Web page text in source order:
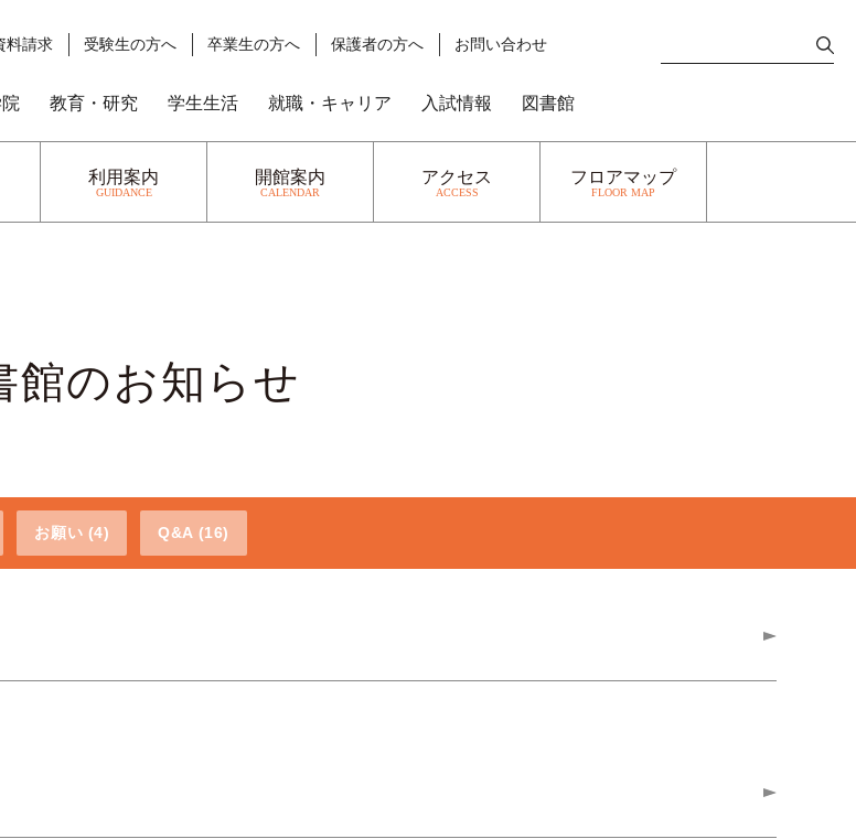
教育・研究 学生生活 就職・キャリア 入試情報 図書館
料請求 受験生の方へ 卒業生の方へ 保護者の方へ お問い合わせ
利⽤案内
GUIDANCE
開館案内
CALENDAR
アクセス
ACCESS
フロアマップ
FLOOR MAP
館のお知らせ
お願い (4) Q&A (16)